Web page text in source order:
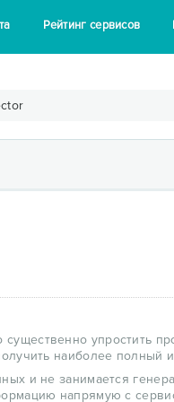
Рейтинг сервисов
упростить
наиболее полный
и не занимается
напрямую с